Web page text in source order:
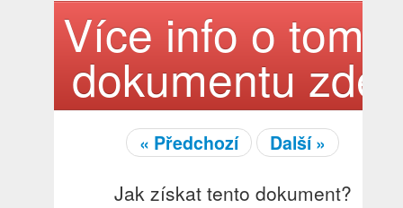
Více info o tomto
dokumentu zde!
« Předchozí Další »
Jak získat tento dokument?